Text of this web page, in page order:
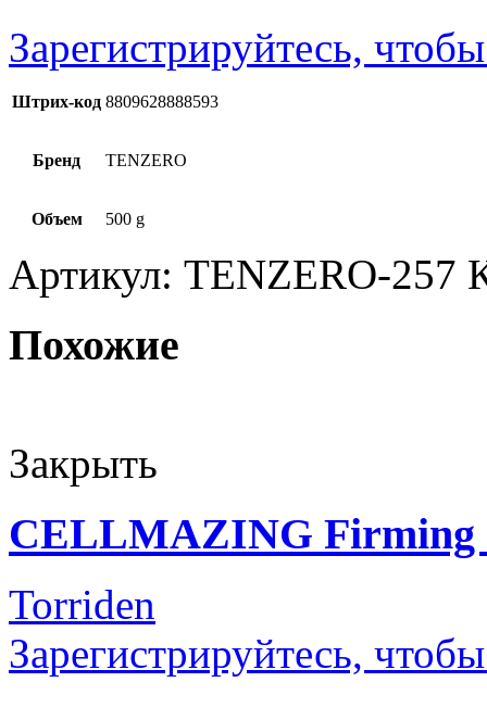
Зарегистрируйтесь,
Штрих-код 8809628888593
Бренд TENZERO
Объем 500 g
Артикул: TENZERO-257
Похожие
Закрыть
CELLMAZING Firming
Torriden
Зарегистрируйтесь,